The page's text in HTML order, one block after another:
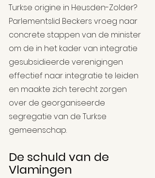
Turkse origine in Heusden-Zolder?
Parlementslid Beckers vroeg naar
concrete stappen van de minister
om de in het kader van integratie
gesubsidieerde verenigingen
effectief naar integratie te leiden
en maakte zich terecht zorgen
over de georganiseerde
segregatie van de Turkse
gemeenschap.
De schuld van de
Vlamingen